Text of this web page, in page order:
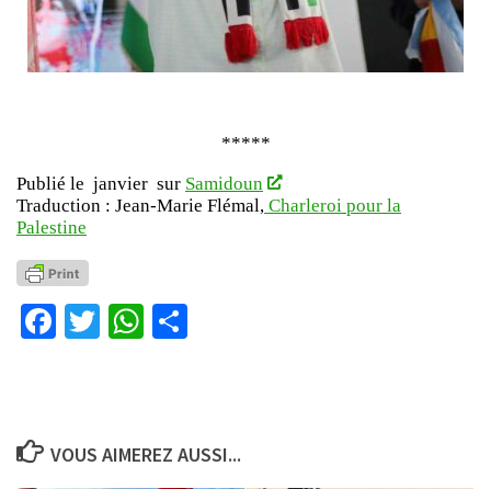
*****
Publié le janvier sur Samidoun
Traduction : Jean-Marie Flémal, Charleroi pour la
Palestine
Facebook
TwitterWhatsApp
VOUS AIMEREZ AUSSI...